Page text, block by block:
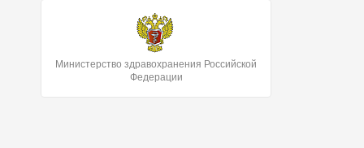
Министерство здравохранения Российской
Федерации